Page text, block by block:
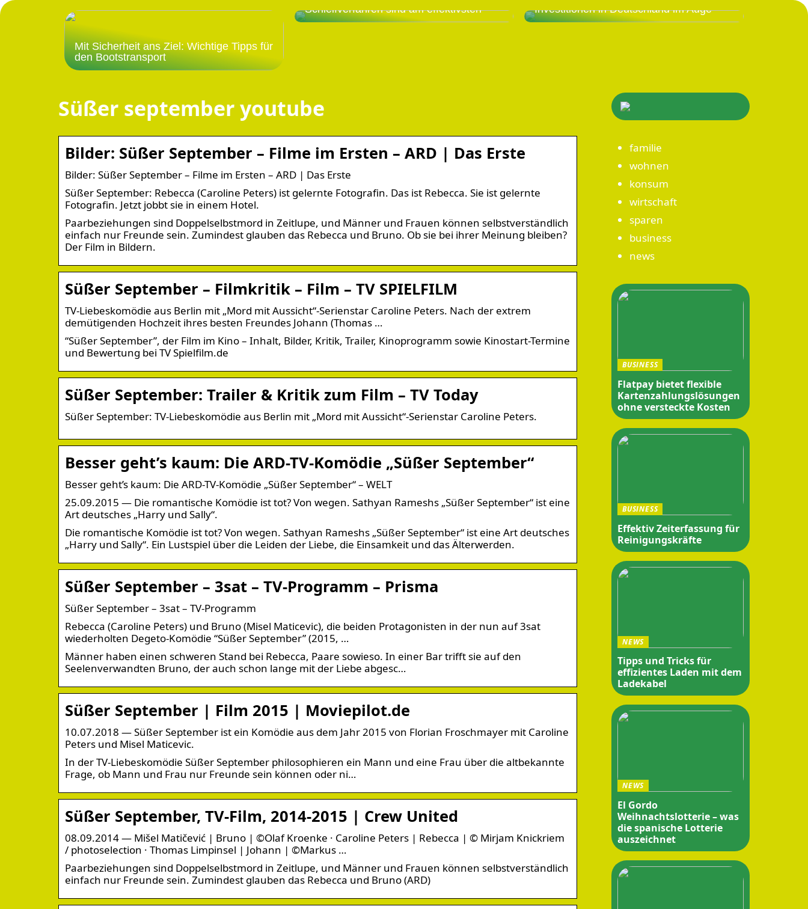
Mit Sicherheit ans Ziel: Wichtige Tipps für
den Bootstransport
Schleifverfahren sind am effektivsten
Investitionen in Deutschland im Auge
Süßer september youtube
Bilder: Süßer September – Filme im Ersten – ARD | Das Erste
Bilder: Süßer September – Filme im Ersten – ARD | Das Erste
Süßer September: Rebecca (Caroline Peters) ist gelernte Fotografin. Das ist Rebecca. Sie ist gelernte
Fotografin. Jetzt jobbt sie in einem Hotel.
Paarbeziehungen sind Doppelselbstmord in Zeitlupe, und Männer und Frauen können selbstverständlich
einfach nur Freunde sein. Zumindest glauben das Rebecca und Bruno. Ob sie bei ihrer Meinung bleiben?
Der Film in Bildern.
Süßer September – Filmkritik – Film – TV SPIELFILM
TV-Liebeskomödie aus Berlin mit „Mord mit Aussicht“-Serienstar Caroline Peters. Nach der extrem
demütigenden Hochzeit ihres besten Freundes Johann (Thomas …
“Süßer September”, der Film im Kino – Inhalt, Bilder, Kritik, Trailer, Kinoprogramm sowie Kinostart-Termine
und Bewertung bei TV Spielfilm.de
Süßer September: Trailer & Kritik zum Film – TV Today
Süßer September: TV-Liebeskomödie aus Berlin mit „Mord mit Aussicht“-Serienstar Caroline Peters.
Besser geht’s kaum: Die ARD-TV-Komödie „Süßer September“
Besser geht’s kaum: Die ARD-TV-Komödie „Süßer September“ – WELT
25.09.2015 — Die romantische Komödie ist tot? Von wegen. Sathyan Rameshs „Süßer September“ ist eine
Art deutsches „Harry und Sally“.
Die romantische Komödie ist tot? Von wegen. Sathyan Rameshs „Süßer September“ ist eine Art deutsches
„Harry und Sally“. Ein Lustspiel über die Leiden der Liebe, die Einsamkeit und das Älterwerden.
Süßer September – 3sat – TV-Programm – Prisma
Süßer September – 3sat – TV-Programm
Rebecca (Caroline Peters) und Bruno (Misel Maticevic), die beiden Protagonisten in der nun auf 3sat
wiederholten Degeto-Komödie “Süßer September” (2015, …
Männer haben einen schweren Stand bei Rebecca, Paare sowieso. In einer Bar trifft sie auf den
Seelenverwandten Bruno, der auch schon lange mit der Liebe abgesc…
Süßer September | Film 2015 | Moviepilot.de
10.07.2018 — Süßer September ist ein Komödie aus dem Jahr 2015 von Florian Froschmayer mit Caroline
Peters und Misel Maticevic.
In der TV-Liebeskomödie Süßer September philosophieren ein Mann und eine Frau über die altbekannte
Frage, ob Mann und Frau nur Freunde sein können oder ni…
Süßer September, TV-Film, 2014-2015 | Crew United
08.09.2014 — Mišel Matičević | Bruno | ©Olaf Kroenke · Caroline Peters | Rebecca | © Mirjam Knickriem
/ photoselection · Thomas Limpinsel | Johann | ©Markus …
Paarbeziehungen sind Doppelselbstmord in Zeitlupe, und Männer und Frauen können selbstverständlich
einfach nur Freunde sein. Zumindest glauben das Rebecca und Bruno (ARD)
familie
wohnen
konsum
wirtschaft
sparen
business
news
BUSINESS
Flatpay bietet flexible
Kartenzahlungslösungen
ohne versteckte Kosten
BUSINESS
Effektiv Zeiterfassung für
Reinigungskräfte
NEWS
Tipps und Tricks für
effizientes Laden mit dem
Ladekabel
NEWS
El Gordo
Weihnachtslotterie – was
die spanische Lotterie
auszeichnet